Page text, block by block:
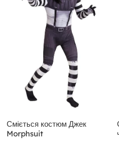
Сміється костюм Джек
Morphsuit